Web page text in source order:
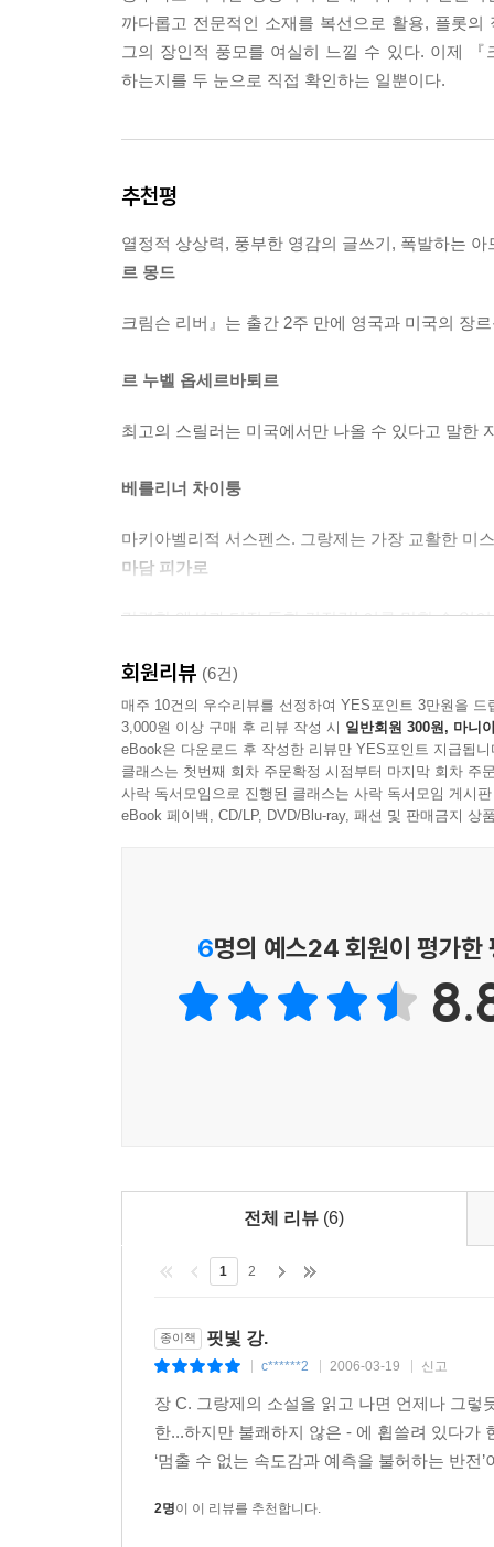
까다롭고 전문적인 소재를 복선으로 활용, 플롯
그의 장인적 풍모를 여실히 느낄 수 있다. 이제
하는지를 두 눈으로 직접 확인하는 일뿐이다.
추천평
열정적 상상력, 풍부한 영감의 글쓰기, 폭발하는
르 몽드
크림슨 리버』는 출간 2주 만에 영국과 미국의 장
르 누벨 옵세르바퇴르
최고의 스릴러는 미국에서만 나올 수 있다고 말한
베를리너 차이퉁
마키아벨리적 서스펜스. 그랑제는 가장 교활한 미
마담 피가로
강렬한 액션과 터질 듯한 긴장감! 이루 말할 수 없
격렬한 고통과 전율을 즐기는 독자라면 주저 없이
침묵』 이후 최고의 스릴러!
르 피가로
스티븐 킹과 제임스 엘로이를 단숨에 제압하는 소
정교하고 완벽하게 세공된 소설. 장 크리스토프 그
레스트레소
회원리뷰 (6건)
매주 10건의 우수리뷰를 선정하여 YES포인트 3만원을 드
3,000원 이상 구매 후 리뷰 작성 시 일반회원 300원, 마니
eBook은 다운로드 후 작성한 리뷰만 YES포인트 지급됩니
클래스는 첫번째 회차 주문확정 시점부터 마지막 회차 주
사락 독서모임으로 진행된 클래스는 사락 독서모임 게시
eBook 페이백, CD/LP, DVD/Blu-ray, 패션 및 판매금지 상
6명의 예스24 회원이 평가한
전체 리뷰 (6)
1 2
종이책 핏빛 강.
c******2 2006-03-19 신고
장 C. 그랑제의 소설을 읽고 나면 언제나 그
한...하지만 불쾌하지 않은 - 에 휩쓸려 있다가
‘멈출 수 없는 속도감과 예측을 불허하는 반전
2명이 이 리뷰를 추천합니다.